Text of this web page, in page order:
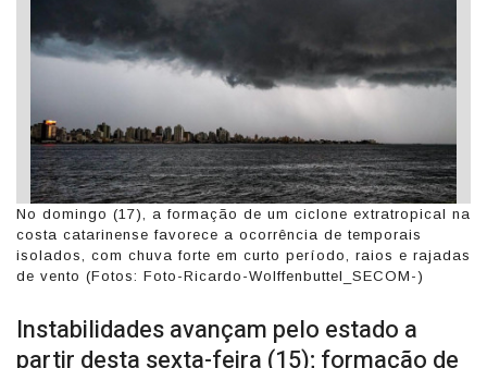
No domingo (17), a formação de um ciclone extratropical na
costa catarinense favorece a ocorrência de temporais
isolados, com chuva forte em curto período, raios e rajadas
de vento (Fotos: Foto-Ricardo-Wolffenbuttel_SECOM-)
Instabilidades avançam pelo estado a
partir desta sexta-feira (15); formação de